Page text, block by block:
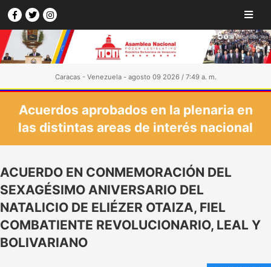
Caracas - Venezuela - agosto 09 2026 / 7:49 a. m.
Acuerdos aprobados en la plenaria en
las distintas areas de interés nacional
ACUERDO EN CONMEMORACIÓN DEL
SEXAGÉSIMO ANIVERSARIO DEL
NATALICIO DE ELIÉZER OTAIZA, FIEL
COMBATIENTE REVOLUCIONARIO, LEAL Y
BOLIVARIANO